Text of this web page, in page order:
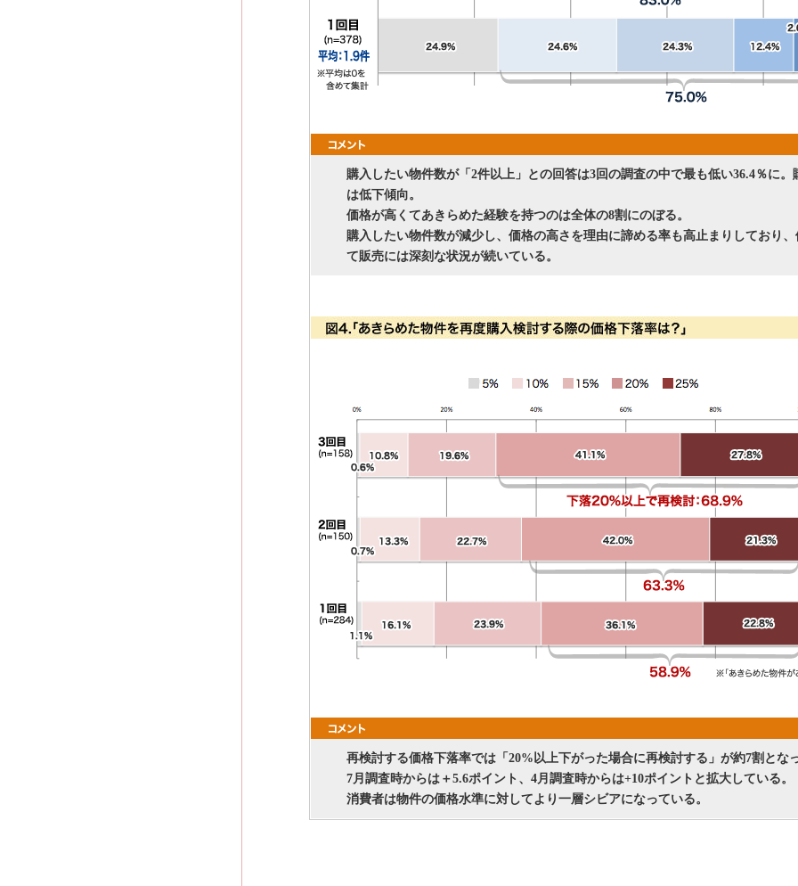
購入したい物件数が「2件以上」との回答は3回の調査の中で最も低い36.4％に。
は低下傾向。
価格が高くてあきらめた経験を持つのは全体の8割にのぼる。
購入したい物件数が減少し、価格の高さを理由に諦める率も高止まりしており
て販売には深刻な状況が続いている。
再検討する価格下落率では「20%以上下がった場合に再検討する」が約7割とな
7月調査時からは＋5.6ポイント、4月調査時からは+10ポイントと拡大している。
消費者は物件の価格水準に対してより一層シビアになっている。